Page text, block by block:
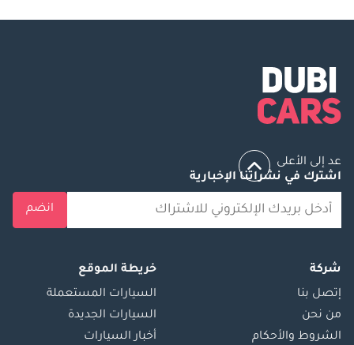
عد إلى الأعلى
اشترك في نشراتنا الإخبارية
انضم
شركة
إتصل بنا
من نحن
الشروط والأحكام
خريطة الموقع
السيارات المستعملة
السيارات الجديدة
أخبار السيارات